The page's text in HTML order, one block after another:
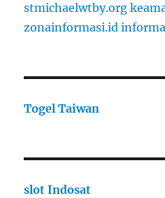
stmichaelwtby.org
zonainformasi.id
Togel Taiwan
slot Indosat